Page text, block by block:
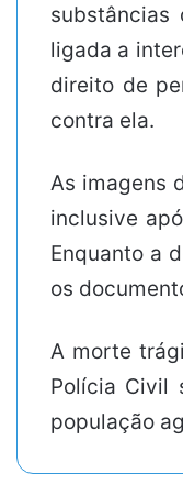
substâncias
ligada a
direito de
contra ela.
As imagens
inclusive
Enquanto a
os
A morte
Polícia Civil
população